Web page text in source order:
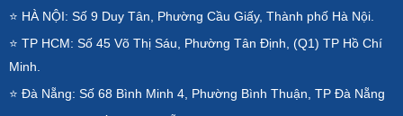
⭐ HÀ NỘI: Số 9 Duy Tân, Phường Cầu Giấy, Thành phố Hà Nội.
⭐ TP HCM: Số 45 Võ Thị Sáu, Phường Tân Định, (Q1) TP Hồ Chí
Minh.
⭐ Đà Nẵng: Số 68 Bình Minh 4, Phường Bình Thuận, TP Đà Nẵng